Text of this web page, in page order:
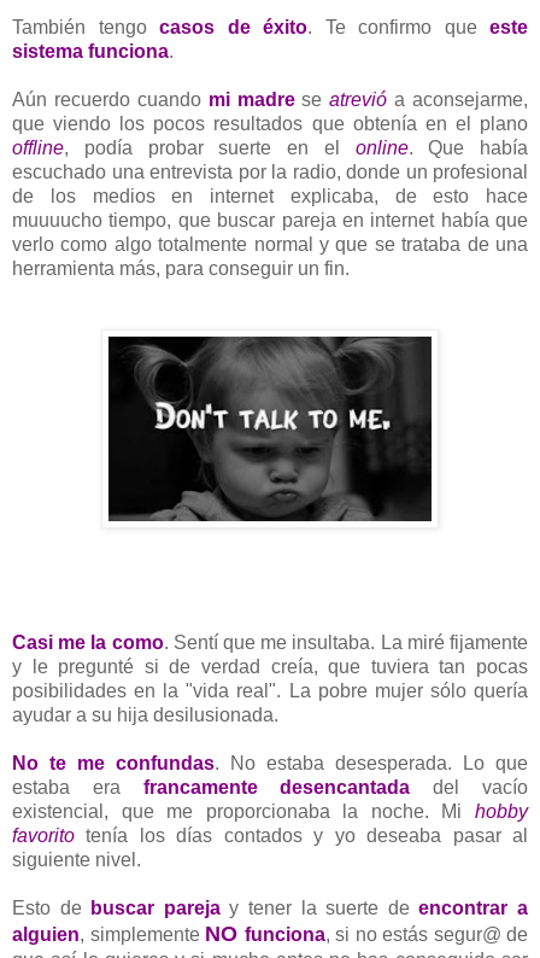
También tengo casos de éxito. Te confirmo que este
sistema funciona.
Aún recuerdo cuando mi madreseatrevió a aconsejarme,
que viendo los pocos resultados que obtenía en el plano
offline, podía probar suerte en el online. Que había
escuchado una entrevista por la radio, donde un profesional
de los medios en internet explicaba, de esto hace
muuuucho tiempo, que buscar pareja en internet había que
verlo como algo totalmente normal y que se trataba de una
herramienta más, para conseguir un fin.
Casi me la como. Sentí que me insultaba. La miré fijamente
y le pregunté si de verdad creía, que tuviera tan pocas
posibilidades en la "vida real". La pobre mujer sólo quería
ayudar a su hija desilusionada.
No te me confundas. No estaba desesperada. Lo que
estaba era francamente desencantada del vacío
existencial, que me proporcionaba la noche. Mi hobby
favorito tenía los días contados y yo deseaba pasar al
siguiente nivel.
Esto de buscar parejay tener la suerte deencontrar a
alguien, simplemente NO funciona, si no estás segur@ de